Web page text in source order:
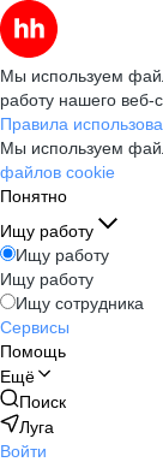
Мы используем
работу нашего веб-
Правила
Мы используем
файлов cookie
Понятно
Ищу работу
Ищу работу
Ищу работу
Ищу сотрудника
Сервисы
Помощь
Ещё
Поиск
Луга
Войти